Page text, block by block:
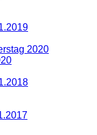
2020